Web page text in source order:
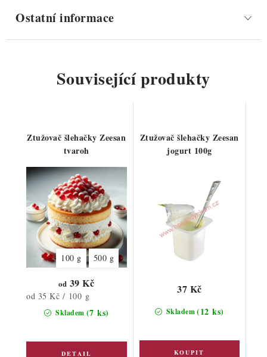
Ostatní informace
Související produkty
Ztužovač šlehačky Zeesan
tvaroh
100 g 500 g
Skladem (7 ks)
od 39 Kč
Měrná
od 35 Kč / 100 g
Ztužovač šlehačky Zeesan
jogurt 100g
Skladem(12 ks)
37 Kč